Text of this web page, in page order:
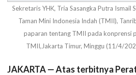
Sekretaris YHK, Tria Sasangka Putra Ismail
Taman Mini Indonesia Indah (TMII),
paparan tentang TMII pada konprensi
TMII,Jakarta Timur, Minggu (11/4/
JAKARTA — Atas terbitnya